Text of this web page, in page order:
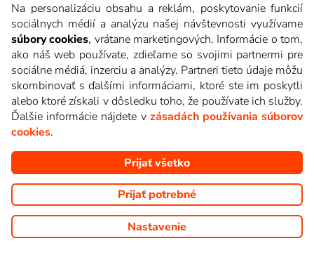
Cez 140 000 spokojných
divákov
Môžeme o Lepšia.TV hovoriť čokoľvek chceme, ale tisíce
nadšených používateľov aj tak najlepšie vedia, prečo je pre
nich tou správnou voľbou.
Lepšia.TV sledujem už niekoľko
rokov s maximálnou spokojnosťou.
Na personalizáciu obsahu a reklám, poskytovanie funkcií
sociálnych médií a analýzu našej návštevnosti využívame
súbory cookies, vrátane marketingových. Informácie o tom,
ako náš web používate, zdieľame so svojimi partnermi pre
sociálne médiá, inzerciu a analýzy. Partneri tieto údaje môžu
skombinovať s ďalšími informáciami, ktoré ste im poskytli
alebo ktoré získali v dôsledku toho, že používate ich služby.
Ďalšie informácie nájdete v zásadách používania súborov
cookies.
Prijať všetko
Prijať potrebné
Nastavenie